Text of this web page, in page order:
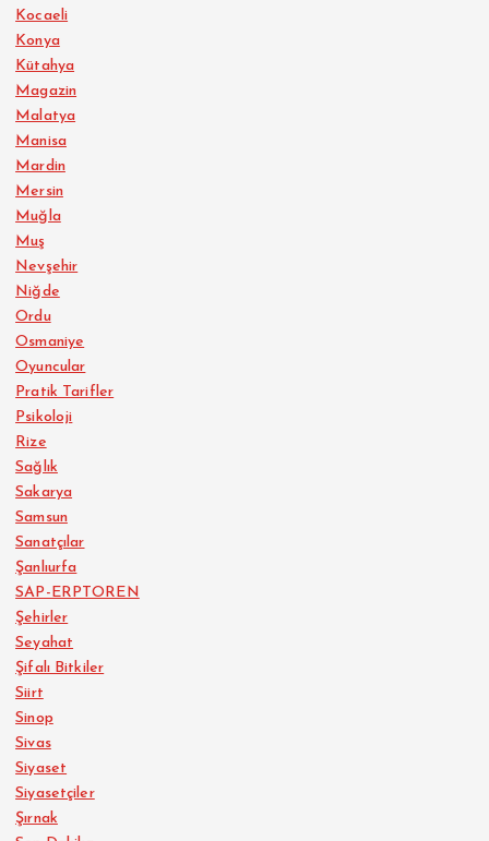
Kocaeli
Konya
Kütahya
Magazin
Malatya
Manisa
Mardin
Mersin
Muğla
Muş
Nevşehir
Niğde
Ordu
Osmaniye
Oyuncular
Pratik Tarifler
Psikoloji
Rize
Sağlık
Sakarya
Samsun
Sanatçılar
Şanlıurfa
SAP-ERPTOREN
Şehirler
Seyahat
Şifalı Bitkiler
Siirt
Sinop
Sivas
Siyaset
Siyasetçiler
Şırnak